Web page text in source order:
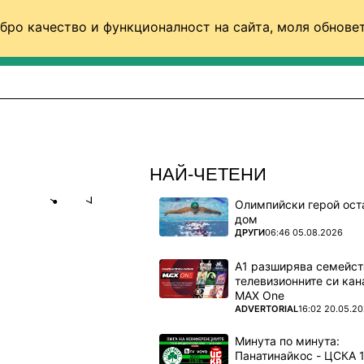
качество и функционалност на сайта, моля
НАЙ-ЧЕТЕНИ
Олимпийски герой
дом
ПОВЕЧЕ ОТ
ДРУГИ06:46 05.08.2026
А1 разширява
телевизионните си
MAX One
ПОВЕЧЕ ОТ
ADVERTORIAL16:02
Минута по минута: